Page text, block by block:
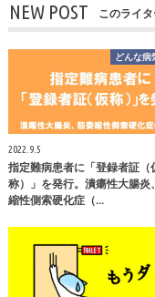
NEW POST このライ
どんな病
2022.9.5
指定難病患者に「登録者証（
称）」を発行。潰瘍性大腸炎
縮性側索硬化症（…